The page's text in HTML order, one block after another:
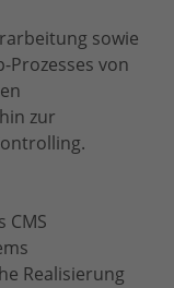
sowie
Prozesses von
zur
CMS
Realisierung